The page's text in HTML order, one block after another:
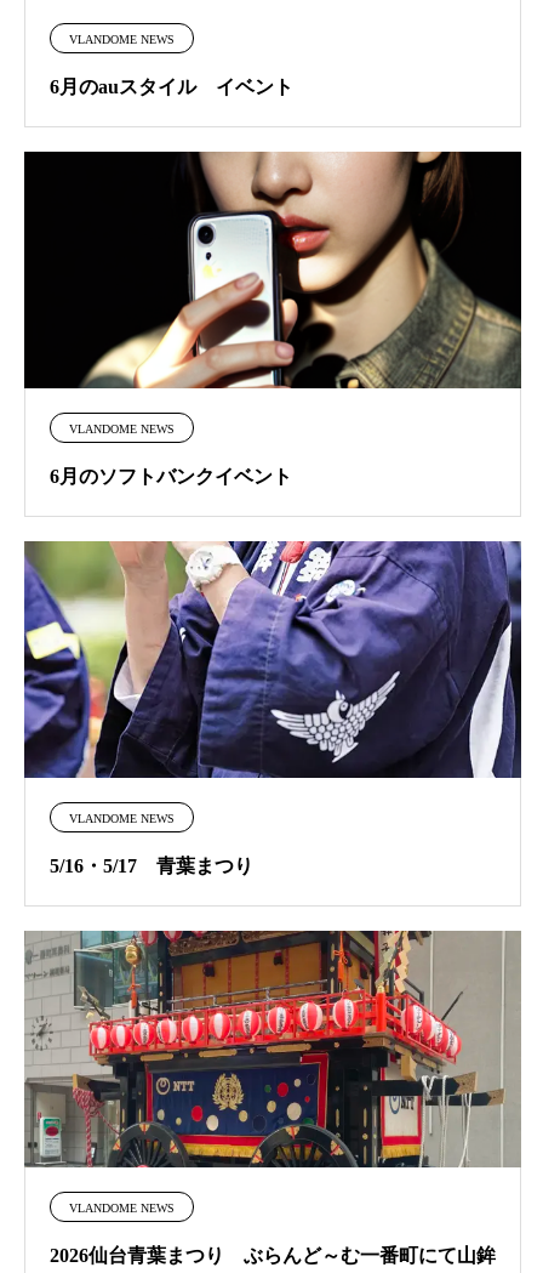
VLANDOME NEWS
6月のauスタイル イベント
VLANDOME NEWS
6月のソフトバンクイベント
VLANDOME NEWS
5/16・5/17 青葉まつり
VLANDOME NEWS
2026仙台青葉まつり ぶらんど～む一番町にて山鉾